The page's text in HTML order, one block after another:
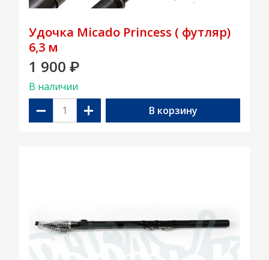
Удочка Micado Princess ( футляр)
6,3 м
1 900 ₽
В наличии
− + В корзину